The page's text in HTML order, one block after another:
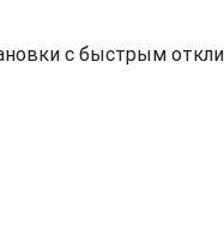
с быстрым